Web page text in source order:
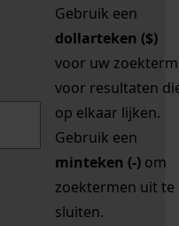
Gebruik een
dollarteken ($)
voor uw zoekterm
voor resultaten
op elkaar lijken.
Gebruik een
minteken (-) om
zoektermen uit te
sluiten.